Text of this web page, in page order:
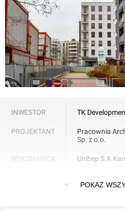
INWESTOR TK
PROJEKTANT
Pracownia
Sp. z o.o.
WYKONAWCA Unibep S.A.
Osiedle "MetroBielany" w
POKAŻ